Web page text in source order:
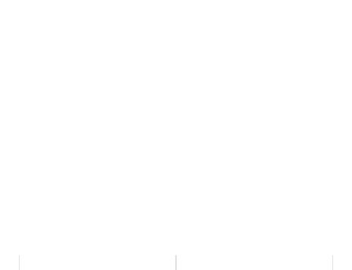
للكونسيرج . إلى جانب امتيازات السفر، التسوق،